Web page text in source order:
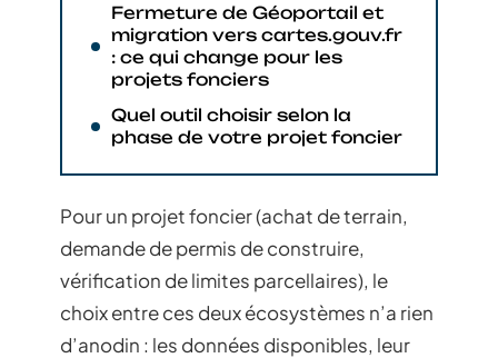
Fermeture de Géoportail et
migration vers cartes.gouv.fr
: ce qui change pour les
projets fonciers
Quel outil choisir selon la
phase de votre projet foncier
Pour un projet foncier (achat de terrain,
demande de permis de construire,
vérification de limites parcellaires), le
choix entre ces deux écosystèmes n’a rien
d’anodin : les données disponibles, leur